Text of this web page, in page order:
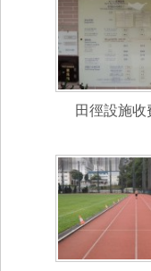
田徑設施收